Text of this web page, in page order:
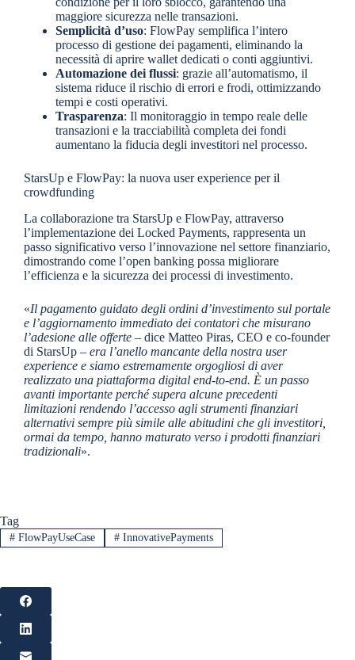
maggiore sicurezza nelle transazioni.
Semplicità d’uso: FlowPay semplifica l’intero
processo di gestione dei pagamenti, eliminando la
necessità di aprire wallet dedicati o conti aggiuntivi.
Automazione dei flussi: grazie all’automatismo, il
sistema riduce il rischio di errori e frodi, ottimizzando
tempi e costi operativi.
Trasparenza: Il monitoraggio in tempo reale delle
transazioni e la tracciabilità completa dei fondi
aumentano la fiducia degli investitori nel processo.
StarsUp e FlowPay: la nuova user experience per il
crowdfunding
La collaborazione tra StarsUp e FlowPay, attraverso
l’implementazione dei Locked Payments, rappresenta un
passo significativo verso l’innovazione nel settore finanziario,
dimostrando come l’open banking possa migliorare
l’efficienza e la sicurezza dei processi di investimento.
«Il pagamento guidato degli ordini d’investimento sul portale
e l’aggiornamento immediato dei contatori che misurano
l’adesione alle offerte – dice Matteo Piras, CEO e co-founder
di StarsUp – era l’anello mancante della nostra user
experience e siamo estremamente orgogliosi di aver
realizzato una piattaforma digital end-to-end. È un passo
avanti importante perché supera alcune precedenti
limitazioni rendendo l’accesso agli strumenti finanziari
alternativi sempre più simile alle abitudini che gli investitori,
ormai da tempo, hanno maturato verso i prodotti finanziari
tradizionali».
Tag
#FlowPayUseCase #InnovativePayments